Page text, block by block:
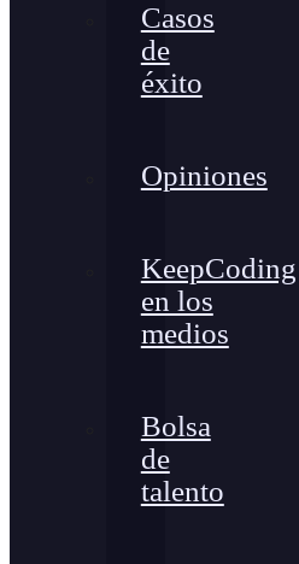
Casos
de
éxito
Opiniones
KeepCoding
en los
medios
Bolsa
de
talento